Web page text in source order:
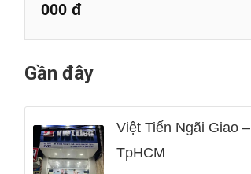
000 đ
Gần đây
Việt Tiến Ngãi Giao –
TpHCM